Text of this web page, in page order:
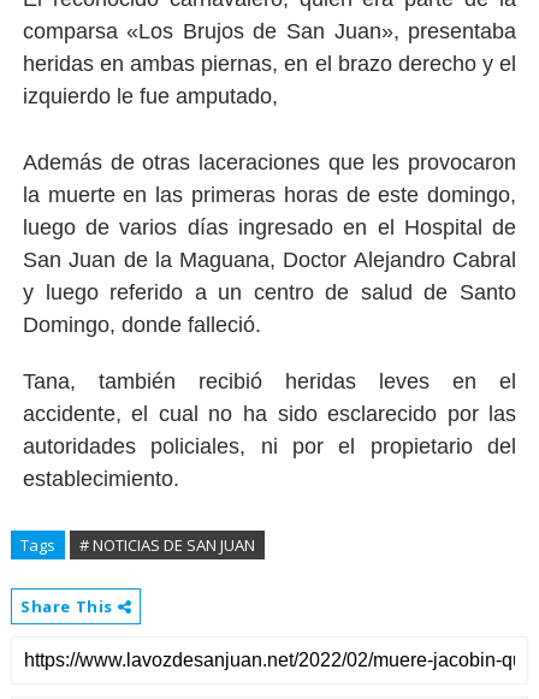
comparsa «Los Brujos de San Juan», presentaba
heridas en ambas piernas, en el brazo derecho y el
izquierdo le fue amputado,
Además de otras laceraciones que les provocaron
la muerte en las primeras horas de este domingo,
luego de varios días ingresado en el Hospital de
San Juan de la Maguana, Doctor Alejandro Cabral
y luego referido a un centro de salud de Santo
Domingo, donde falleció.
Tana, también recibió heridas leves en el
accidente, el cual no ha sido esclarecido por las
autoridades policiales, ni por el propietario del
establecimiento.
Tags # NOTICIAS DE SAN JUAN
Share This